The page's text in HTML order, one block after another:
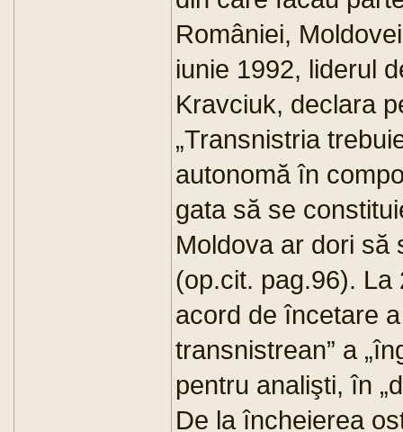
României,
iunie 1992, liderul
Kravciuk, declara
„Transnistria
autonomă în
gata să se
Moldova ar dori să
(op.cit. pag.96). La
acord de încetare
transnistrean” a
pentru analişti, în
De la încheierea